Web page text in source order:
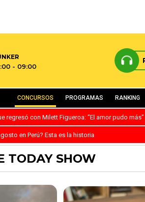
- 09:00
CONCURSOS PROGRAMAS RANKING
regresó con Milett Figueroa: “El amor pudo más”
en Perú? Esta es la historia
TODAY SHOW